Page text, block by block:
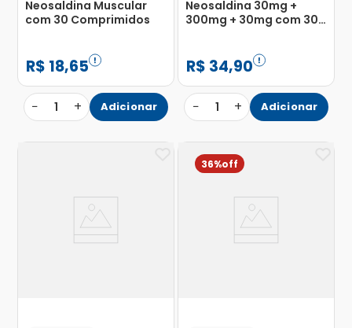
Neosaldina Muscular
com 30 Comprimidos
R$ 18,65
− 1 + Adicionar
Neosaldina 30mg +
300mg + 30mg com 30
R$ 34,90
− 1 + Adicionar
36%